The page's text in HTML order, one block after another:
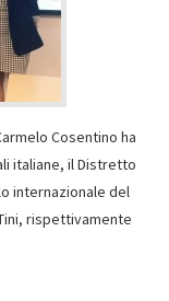
Cosentino ha
italiane, il Distretto
internazionale del
rispettivamente